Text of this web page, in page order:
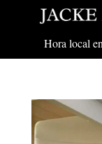
Hora local